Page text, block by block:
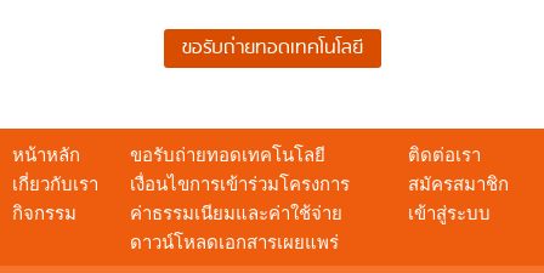
หน้าหลัก
เกี่ยวกับเรา
กิจกรรม
ขอรับถ่ายทอดเทคโนโลยี
เงื่อนไขการเข้าร่วมโครงการ
ค่าธรรมเนียมและค่าใช้จ่าย
ดาวน์โหลดเอกสารเผยแพร่
ติดต่อเรา
สมัครสมาชิก
เข้าสู่ระบบ